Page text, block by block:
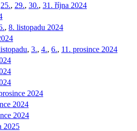
25., 29., 30., 31. října 2024
, 8. listopadu 2024
, 3., 4., 6., 11. prosince 2024
2024
2024
2024
2025